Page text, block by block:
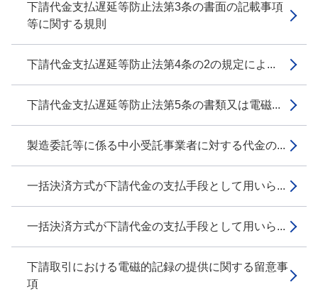
下請代金支払遅延等防止法第3条の書面の記載事項
等に関する規則
下請代金支払遅延等防止法第4条の2の規定によ...
下請代金支払遅延等防止法第5条の書類又は電磁...
製造委託等に係る中小受託事業者に対する代金の...
一括決済方式が下請代金の支払手段として用いら...
一括決済方式が下請代金の支払手段として用いら...
下請取引における電磁的記録の提供に関する留意事
項